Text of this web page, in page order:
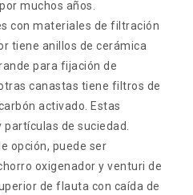
muchos años.
con materiales de filtración
tiene anillos de cerámica
para fijación de
canastas tiene filtros de
activado. Estas
de suciedad.
opción, puede ser
oxigenador y venturi de
de flauta con caída de